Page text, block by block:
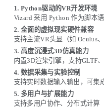
1. Python驱动的VR开发环境
Vizard 采用 Python 作为脚本
2. 全面的虚拟现实硬件兼容
支持主流VR头显（如 Oculus
3. 高度沉浸式3D仿真能力
内置3D渲染引擎，支持GLTF
4. 数据采集与实验控制
支持实时数据输入输出，可集
5. 多用户与扩展能力
支持多用户协作、分布式计算